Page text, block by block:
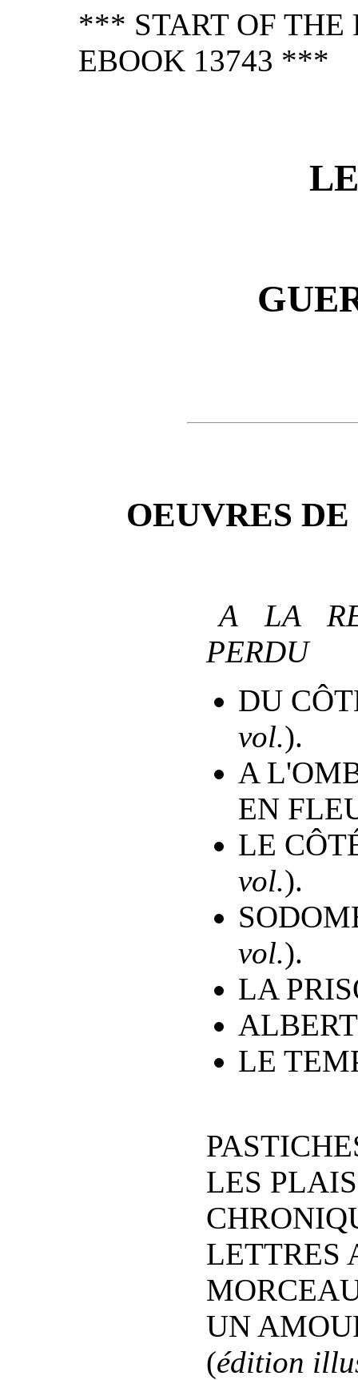
*** START OF THE
EBOOK 13743 ***
OEUVRES
A LA
PERDU
DU
vol.).
A
EN
LE
vol.).
vol.).
LA
LE
LES
LETTRES
UN
(édition